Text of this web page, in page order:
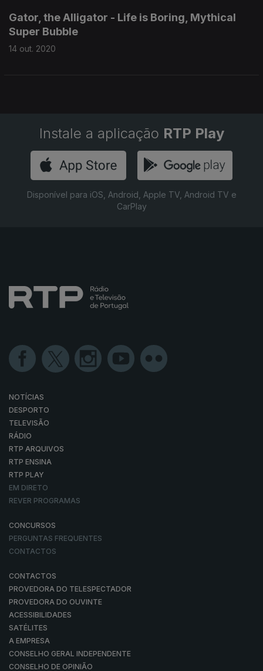
Gator, the Alligator - Life is Boring, Mythical
Super Bubble
14 out. 2020
Instale a aplicação RTP Play
Disponível para iOS, Android, Apple TV, Android TV e
CarPlay
NOTÍCIAS
DESPORTO
TELEVISÃO
RÁDIO
RTP ARQUIVOS
RTP ENSINA
RTP PLAY
EM DIRETO
REVER PROGRAMAS
CONCURSOS
PERGUNTAS FREQUENTES
CONTACTOS
CONTACTOS
PROVEDORA DO TELESPECTADOR
PROVEDORA DO OUVINTE
ACESSIBILIDADES
SATÉLITES
A EMPRESA
CONSELHO GERAL INDEPENDENTE
CONSELHO DE OPINIÃO